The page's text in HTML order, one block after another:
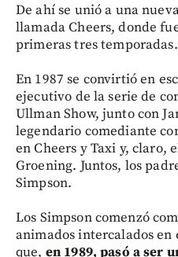
De ahí se unió a una
llamada Cheers, donde
primeras tres temporadas.
En 1987 se convirtió en
ejecutivo de la serie de
Ullman Show, junto con
legendario comediante
en Cheers y Taxi y, claro,
Groening. Juntos, los
Simpson.
Los Simpson comenzó
animados intercalados
que, en 1989, pasó a ser